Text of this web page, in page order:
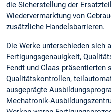
die Sicherstellung der
Wiedervermarktung von
zusätzliche Handelsbarrieren.
Die Werke unterschieden sich
Fertigungsgenauigkeit,
Fendt und Claas präsentierten
Qualitätskontrollen,
ausgeprägte
Mechatronik-